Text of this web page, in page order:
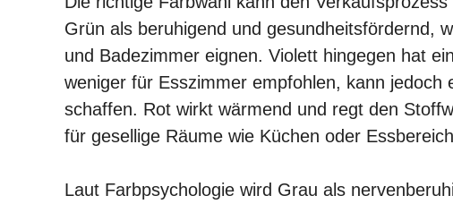
Grün als beruhigend und gesundheitsfördernd,
und Badezimmer eignen. Violett hingegen hat
weniger für Esszimmer empfohlen, kann jedoch
schaffen. Rot wirkt wärmend und regt den
für gesellige Räume wie Küchen oder
Laut Farbpsychologie wird Grau als